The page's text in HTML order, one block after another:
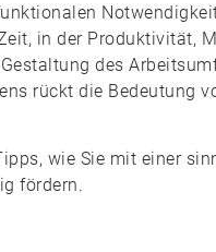
in der Produktivität,
des
rückt die Bedeutung
wie Sie mit einer
fördern.